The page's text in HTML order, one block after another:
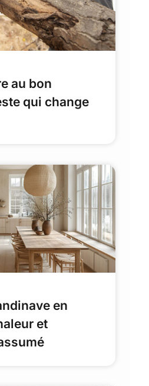
au bon
qui change
en
et